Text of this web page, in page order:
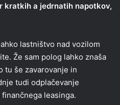
kratkih a jedrnatih napotkov,
lastništvo nad vozilom
Že sam polog lahko znaša
tu še zavarovanje in
tudi odplačevanje
leasinga.